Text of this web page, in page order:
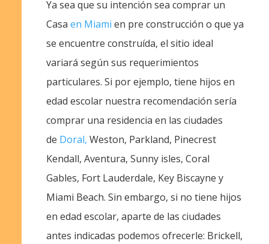
Ya sea que su intención sea comprar un
Casa en Miami en pre construcción o que ya
se encuentre construída, el sitio ideal
variará según sus requerimientos
particulares. Si por ejemplo, tiene hijos en
edad escolar nuestra recomendación sería
comprar una residencia en las ciudades
de Doral, Weston, Parkland, Pinecrest
Kendall, Aventura, Sunny isles, Coral
Gables, Fort Lauderdale, Key Biscayne y
Miami Beach. Sin embargo, si no tiene hijos
en edad escolar, aparte de las ciudades
antes indicadas podemos ofrecerle: Brickell,